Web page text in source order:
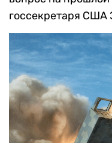
госсекретаря США